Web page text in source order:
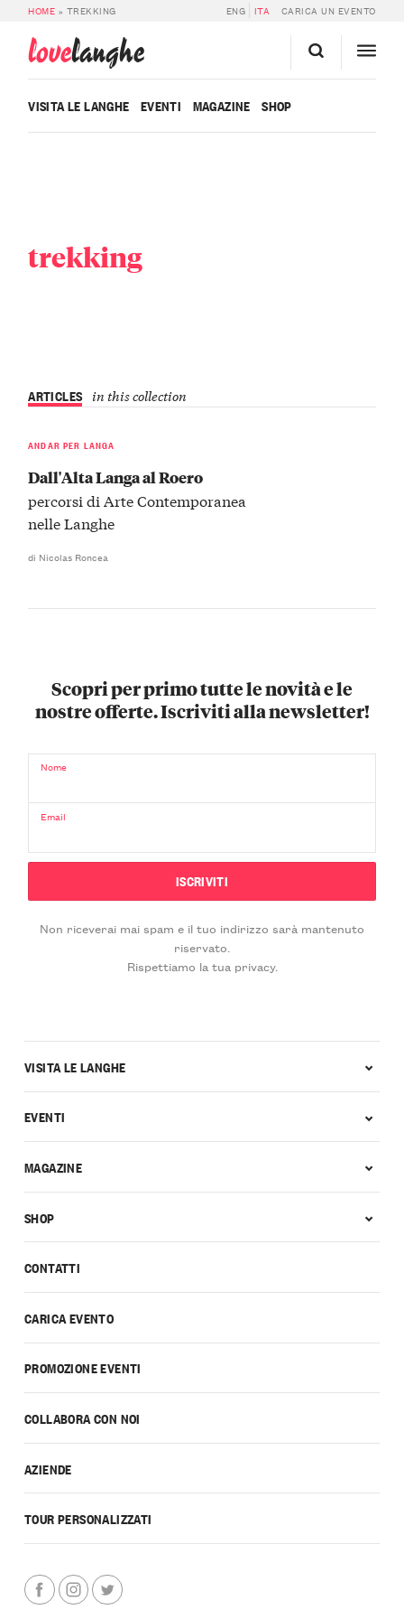
HOME » TREKKING ENG ITA CARICA UN EVENTO
lovelanghe
VISITA LE LANGHE EVENTI MAGAZINE SHOP
trekking
ARTICLES in this collection
ANDAR PER LANGA
Dall'Alta Langa al Roero
percorsi di Arte Contemporanea
nelle Langhe
di Nicolas Roncea
Scopri per primo tutte le novità e le
nostre offerte. Iscriviti alla newsletter!
Nome
Email
Non riceverai mai spam e il tuo indirizzo sarà mantenuto
riservato.
Rispettiamo la tua privacy.
CONTATTI
CARICA EVENTO
PROMOZIONE EVENTI
COLLABORA CON NOI
AZIENDE
TOUR PERSONALIZZATI
VISITA LE LANGHE
EVENTI
MAGAZINE
SHOP